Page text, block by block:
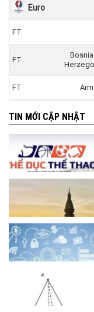
Euro
FT
FT
FT
TIN MỚI CẬP NHẬT